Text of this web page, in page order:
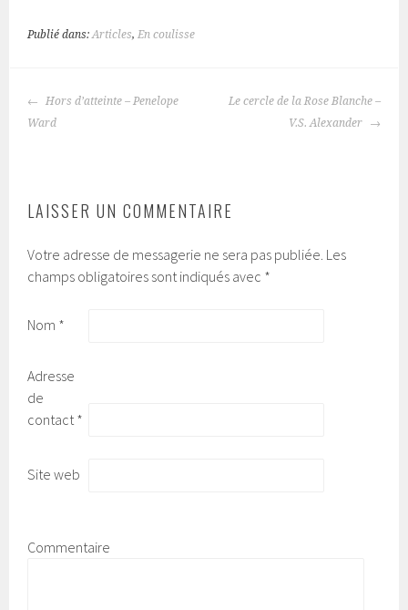
Publié dans:Articles,En coulisse
NAVIGATION
Hors d’atteinte – Penelope
Ward
Le cercle de la Rose Blanche –
V.S. Alexander
LAISSER UN COMMENTAIRE
Votre adresse de messagerie ne sera pas publiée. Les
champs obligatoires sont indiqués avec *
Nom *
Adresse
de
contact *
Site web
Commentaire